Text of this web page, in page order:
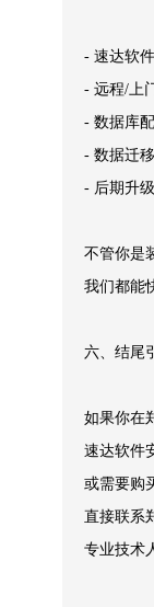
- 速达软
- 远程/上
- 数据库
- 数据迁
- 后期升
不管你是
我们都能
六、结尾
如果你在
速达软件
或需要购
直接联系
专业技术